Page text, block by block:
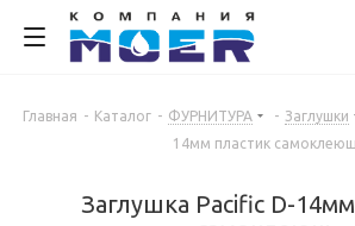
Главная - Каталог - ФУРНИТУРА - Заглушки
14мм пластик
Заглушка Pacific D-